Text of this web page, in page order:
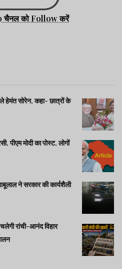
चैनल को Follow करें
हेमंत सोरेन, कहा- छात्रों के
पीएम मोदी का पोस्ट, लोगों
ने सरकार की कार्यशैली
रांची-आनंद विहार